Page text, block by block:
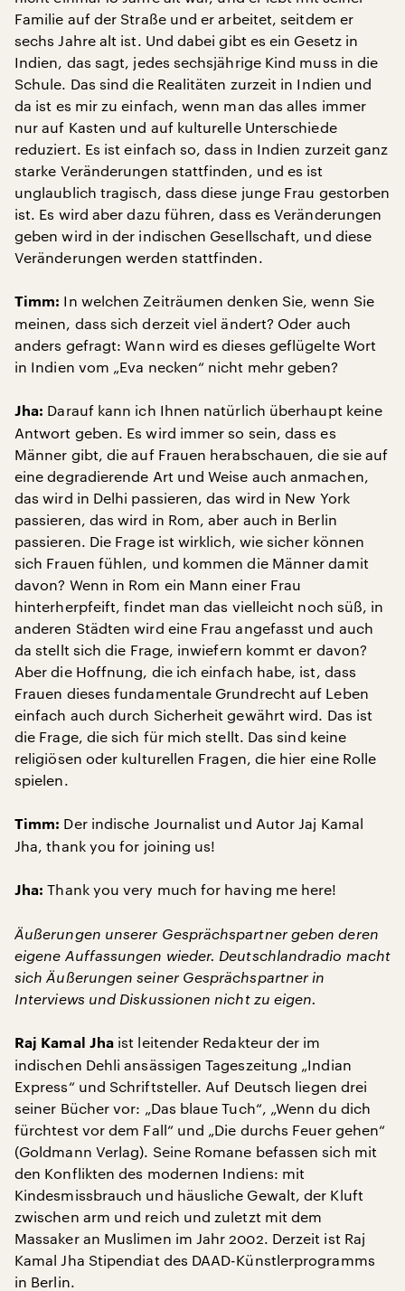
Familie auf der Straße und er arbeitet, seitdem er
sechs Jahre alt ist. Und dabei gibt es ein Gesetz in
Indien, das sagt, jedes sechsjährige Kind muss in die
Schule. Das sind die Realitäten zurzeit in Indien und
da ist es mir zu einfach, wenn man das alles immer
nur auf Kasten und auf kulturelle Unterschiede
reduziert. Es ist einfach so, dass in Indien zurzeit ganz
starke Veränderungen stattfinden, und es ist
unglaublich tragisch, dass diese junge Frau gestorben
ist. Es wird aber dazu führen, dass es Veränderungen
geben wird in der indischen Gesellschaft, und diese
Veränderungen werden stattfinden.
Timm: In welchen Zeiträumen denken Sie, wenn Sie
meinen, dass sich derzeit viel ändert? Oder auch
anders gefragt: Wann wird es dieses geflügelte Wort
in Indien vom „Eva necken“ nicht mehr geben?
Jha: Darauf kann ich Ihnen natürlich überhaupt keine
Antwort geben. Es wird immer so sein, dass es
Männer gibt, die auf Frauen herabschauen, die sie auf
eine degradierende Art und Weise auch anmachen,
das wird in Delhi passieren, das wird in New York
passieren, das wird in Rom, aber auch in Berlin
passieren. Die Frage ist wirklich, wie sicher können
sich Frauen fühlen, und kommen die Männer damit
davon? Wenn in Rom ein Mann einer Frau
hinterherpfeift, findet man das vielleicht noch süß, in
anderen Städten wird eine Frau angefasst und auch
da stellt sich die Frage, inwiefern kommt er davon?
Aber die Hoffnung, die ich einfach habe, ist, dass
Frauen dieses fundamentale Grundrecht auf Leben
einfach auch durch Sicherheit gewährt wird. Das ist
die Frage, die sich für mich stellt. Das sind keine
religiösen oder kulturellen Fragen, die hier eine Rolle
spielen.
Timm: Der indische Journalist und Autor Jaj Kamal
Jha, thank you for joining us!
Jha: Thank you very much for having me here!
Äußerungen unserer Gesprächspartner geben deren
eigene Auffassungen wieder. Deutschlandradio macht
sich Äußerungen seiner Gesprächspartner in
Interviews und Diskussionen nicht zu eigen.
Raj Kamal Jha ist leitender Redakteur der im
indischen Dehli ansässigen Tageszeitung „Indian
Express“ und Schriftsteller. Auf Deutsch liegen drei
seiner Bücher vor: „Das blaue Tuch“, „Wenn du dich
fürchtest vor dem Fall“ und „Die durchs Feuer gehen“
(Goldmann Verlag). Seine Romane befassen sich mit
den Konflikten des modernen Indiens: mit
Kindesmissbrauch und häusliche Gewalt, der Kluft
zwischen arm und reich und zuletzt mit dem
Massaker an Muslimen im Jahr 2002. Derzeit ist Raj
Kamal Jha Stipendiat des DAAD-Künstlerprogramms
in Berlin.